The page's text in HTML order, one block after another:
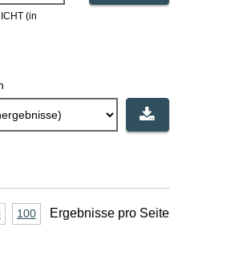
(in
Ergebnisse
100Ergebnisse
Ergebnisse pro Seite